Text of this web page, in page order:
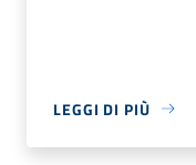
LEGGI DI PIÙ